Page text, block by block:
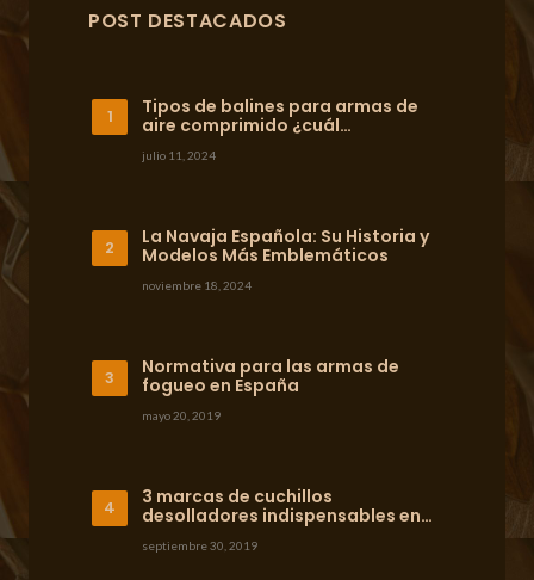
POST DESTACADOS
Tipos de balines para armas de
aire comprimido ¿cuál…
julio 11, 2024
La Navaja Española: Su Historia y
Modelos Más Emblemáticos
noviembre 18, 2024
Normativa para las armas de
fogueo en España
mayo 20, 2019
3 marcas de cuchillos
desolladores indispensables en…
septiembre 30, 2019